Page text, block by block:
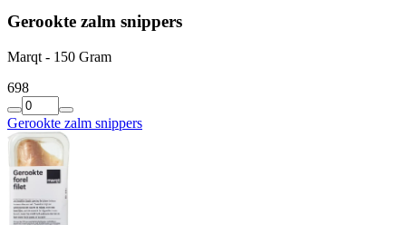
Gerookte zalm snippers
Marqt - 150 Gram
698
Gerookte zalm snippers